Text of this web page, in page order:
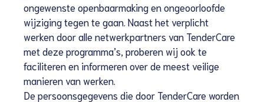
ongewenste openbaarmaking en ongeoorloofde
wijziging tegen te gaan. Naast het verplicht
werken door alle netwerkpartners van TenderCare
met deze programma’s, proberen wij ook te
faciliteren en informeren over de meest veilige
manieren van werken.
De persoonsgegevens die door TenderCare worden